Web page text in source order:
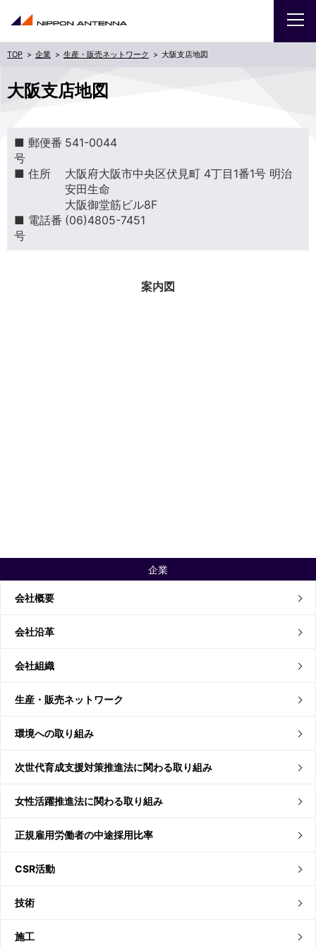
企業 生産・販売ネットワーク 大阪支店地図
企業
会社概要
会社沿革
会社組織
生産・販売ネットワーク
環境への取り組み
次世代育成支援対策推進法に関わる取り組み
女性活躍推進法に関わる取り組み
正規雇用労働者の中途採用比率
CSR活動
技術
施工
大阪支店地図
■ 郵便番
号
541-0044
■ 住所
大阪府大阪市中央区伏見町 4丁目1番1号 明治
安田生命
大阪御堂筋ビル8F
■ 電話番
号
(06)4805-7451
案内図